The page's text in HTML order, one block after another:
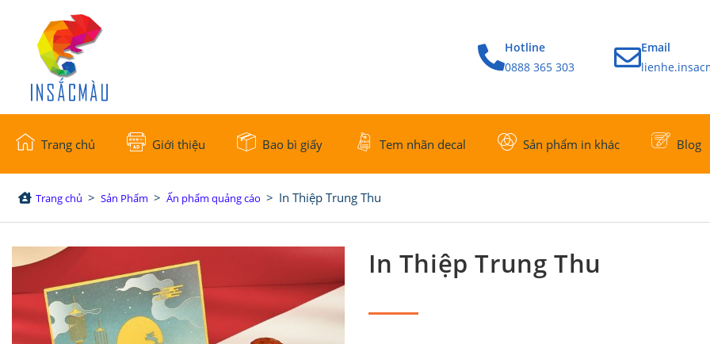
Hotline
0888 365 303
Email
Trang chủ Giới thiệu Bao bì giấy Tem nhãn decal Sản phẩm in khác Blog
Trang chủ > Sản Phẩm > Ấn phẩm quảng cáo > In Thiệp Trung Thu
In Thiệp Trung Thu